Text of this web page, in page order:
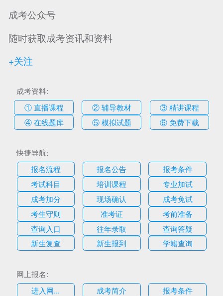
成考公众号
随时获取成考资讯和资料
+关注
成考资料:
① 直播课程
② 辅导教材
③ 精讲课程
④ 在线题库
⑤ 模拟试题 ⑥ 免费下载
快捷导航:
报名流程
报名公告
报考条件
考试科目
培训课程
专业加试
成考加分
现场确认
成考免试
考生守则
准考证
考前准备
查询入口
往年录取
查询答疑
新生复查
新生报到 学籍查询
网上报名:
进入网...
成考简介
报考条件